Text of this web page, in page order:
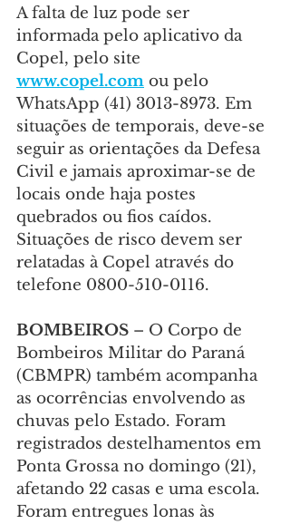
A falta de luz pode ser
informada pelo aplicativo da
Copel, pelo site
www.copel.com ou pelo
WhatsApp (41) 3013-8973. Em
situações de temporais, deve-se
seguir as orientações da Defesa
Civil e jamais aproximar-se de
locais onde haja postes
quebrados ou fios caídos.
Situações de risco devem ser
relatadas à Copel através do
telefone 0800-510-0116.
BOMBEIROS – O Corpo de
Bombeiros Militar do Paraná
(CBMPR) também acompanha
as ocorrências envolvendo as
chuvas pelo Estado. Foram
registrados destelhamentos em
Ponta Grossa no domingo (21),
afetando 22 casas e uma escola.
Foram entregues lonas às